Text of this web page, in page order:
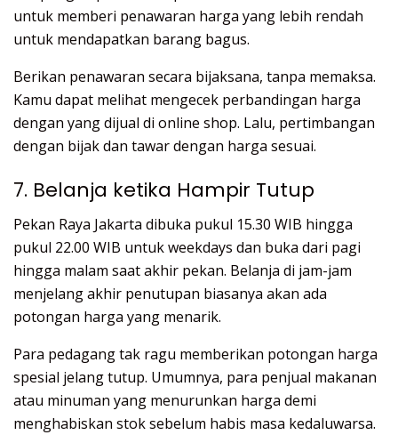
untuk memberi penawaran harga yang lebih rendah
untuk mendapatkan barang bagus.
Berikan penawaran secara bijaksana, tanpa memaksa.
Kamu dapat melihat mengecek perbandingan harga
dengan yang dijual di online shop. Lalu, pertimbangan
dengan bijak dan tawar dengan harga sesuai.
7. Belanja ketika Hampir Tutup
Pekan Raya Jakarta dibuka pukul 15.30 WIB hingga
pukul 22.00 WIB untuk weekdays dan buka dari pagi
hingga malam saat akhir pekan. Belanja di jam-jam
menjelang akhir penutupan biasanya akan ada
potongan harga yang menarik.
Para pedagang tak ragu memberikan potongan harga
spesial jelang tutup. Umumnya, para penjual makanan
atau minuman yang menurunkan harga demi
menghabiskan stok sebelum habis masa kedaluwarsa.